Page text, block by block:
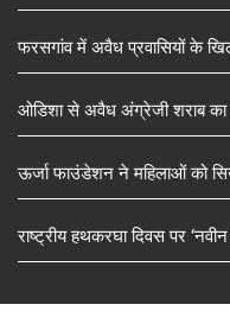
फरसगांव में अवैध प्रवासियों के
ओडिशा से अवैध अंग्रेजी शराब का
ऊर्जा फाउंडेशन ने महिलाओं को
राष्ट्रीय हथकरघा दिवस पर